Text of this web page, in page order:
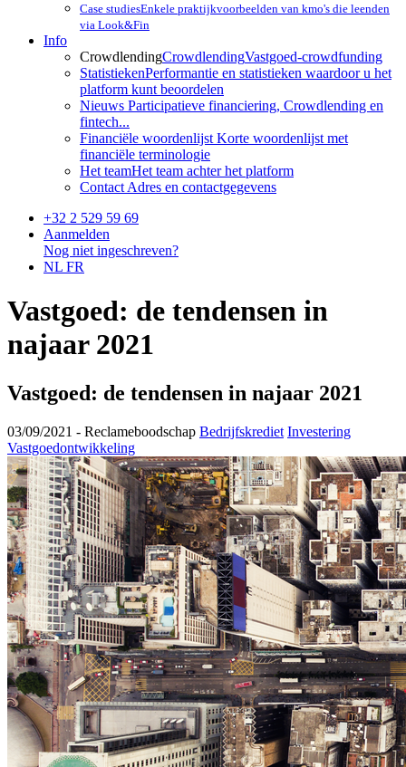
Case studiesEnkele praktijkvoorbeelden van kmo's die leenden
via Look&Fin
Info
CrowdlendingCrowdlendingVastgoed-crowdfunding
StatistiekenPerformantie en statistieken waardoor u het
platform kunt beoordelen
Nieuws Participatieve financiering, Crowdlending en
fintech...
Financiële woordenlijst Korte woordenlijst met
financiële terminologie
Het teamHet team achter het platform
Contact Adres en contactgegevens
+32 2 529 59 69
Aanmelden
Nog niet ingeschreven?
NL FR
Vastgoed: de tendensen in
najaar 2021
Vastgoed: de tendensen in najaar 2021
03/09/2021 - Reclameboodschap Bedrijfskrediet Investering
Vastgoedontwikkeling